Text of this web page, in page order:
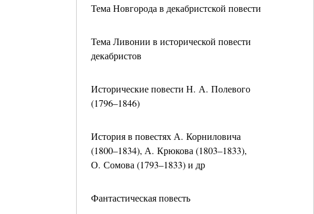
Тема Новгорода в декабристской повести
Тема Ливонии в исторической повести
декабристов
Исторические повести Н. А. Полевого
(1796–1846)
История в повестях А. Корниловича
(1800–1834), А. Крюкова (1803–1833),
О. Сомова (1793–1833) и др
Фантастическая повесть